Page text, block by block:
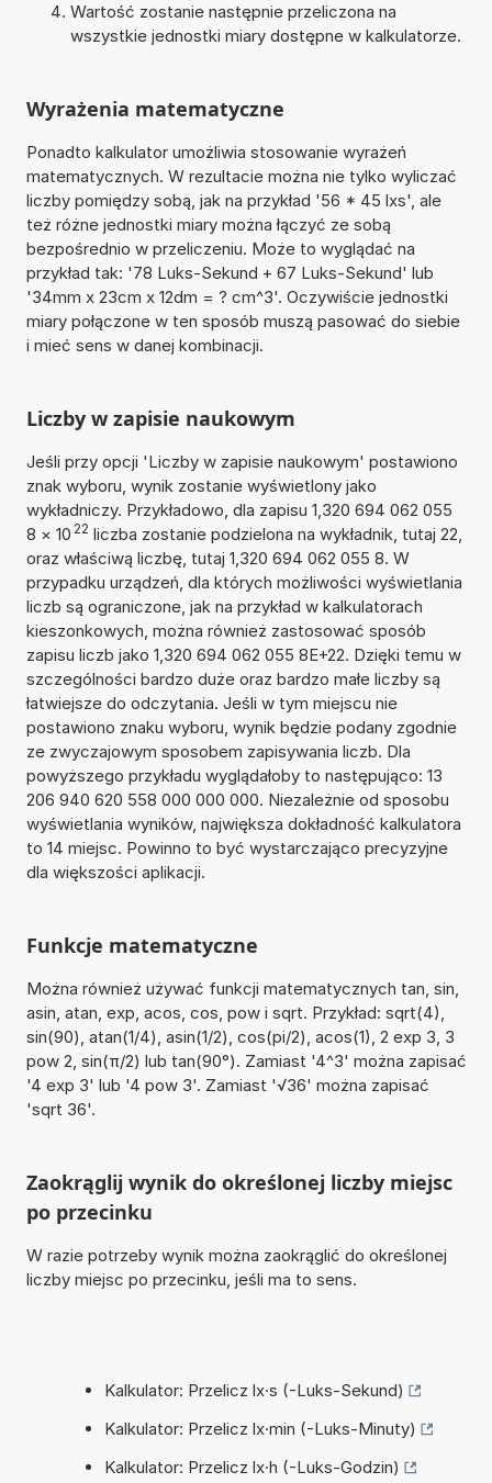
Wartość zostanie następnie przeliczona na
wszystkie jednostki miary dostępne w kalkulatorze.
Wyrażenia matematyczne
Ponadto kalkulator umożliwia stosowanie wyrażeń
matematycznych. W rezultacie można nie tylko wyliczać
liczby pomiędzy sobą, jak na przykład '56 * 45 lxs', ale
też różne jednostki miary można łączyć ze sobą
bezpośrednio w przeliczeniu. Może to wyglądać na
przykład tak: '78 Luks-Sekund + 67 Luks-Sekund' lub
'34mm x 23cm x 12dm = ? cm^3'. Oczywiście jednostki
miary połączone w ten sposób muszą pasować do siebie
i mieć sens w danej kombinacji.
Liczby w zapisie naukowym
Jeśli przy opcji 'Liczby w zapisie naukowym' postawiono
znak wyboru, wynik zostanie wyświetlony jako
wykładniczy. Przykładowo, dla zapisu 1,320 694 062 055
8 × 10 22 liczba zostanie podzielona na wykładnik, tutaj 22,
oraz właściwą liczbę, tutaj 1,320 694 062 055 8. W
przypadku urządzeń, dla których możliwości wyświetlania
liczb są ograniczone, jak na przykład w kalkulatorach
kieszonkowych, można również zastosować sposób
zapisu liczb jako 1,320 694 062 055 8E+22. Dzięki temu w
szczególności bardzo duże oraz bardzo małe liczby są
łatwiejsze do odczytania. Jeśli w tym miejscu nie
postawiono znaku wyboru, wynik będzie podany zgodnie
ze zwyczajowym sposobem zapisywania liczb. Dla
powyższego przykładu wyglądałoby to następująco: 13
206 940 620 558 000 000 000. Niezależnie od sposobu
wyświetlania wyników, największa dokładność kalkulatora
to 14 miejsc. Powinno to być wystarczająco precyzyjne
dla większości aplikacji.
Funkcje matematyczne
Można również używać funkcji matematycznych tan, sin,
asin, atan, exp, acos, cos, pow i sqrt. Przykład: sqrt(4),
sin(90), atan(1/4), asin(1/2), cos(pi/2), acos(1), 2 exp 3, 3
pow 2, sin(π/2) lub tan(90°). Zamiast '4^3' można zapisać
'4 exp 3' lub '4 pow 3'. Zamiast '√36' można zapisać
'sqrt 36'.
Zaokrąglij wynik do określonej liczby miejsc
po przecinku
W razie potrzeby wynik można zaokrąglić do określonej
liczby miejsc po przecinku, jeśli ma to sens.
Kalkulator: Przelicz lx·s (-Luks-Sekund)
Kalkulator: Przelicz lx·min (-Luks-Minuty)
Kalkulator: Przelicz lx·h (-Luks-Godzin)